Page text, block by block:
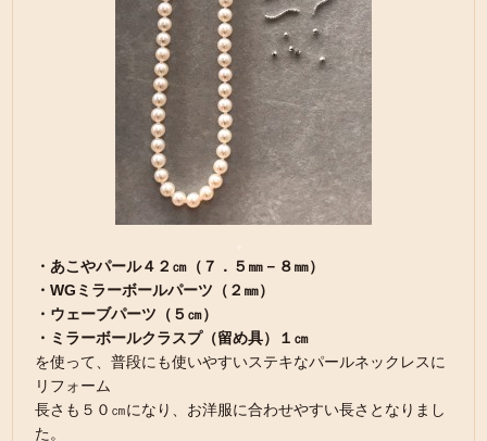
・あこやパール４２㎝（７．５㎜－８㎜）
・WGミラーボールパーツ（２㎜）
・ウェーブパーツ（５㎝）
・ミラーボールクラスプ（留め具）１㎝
を使って、普段にも使いやすいステキなパールネックレスに
リフォーム
長さも５０㎝になり、お洋服に合わせやすい長さとなりまし
た。